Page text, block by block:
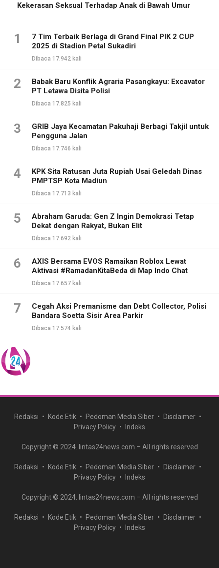
Kekerasan Seksual Terhadap Anak di Bawah Umur
1
7 Tim Terbaik Berlaga di Grand Final PIK 2 CUP
2025 di Stadion Petal Sukadiri
Dibaca 17.942 kali
2
Babak Baru Konflik Agraria Pasangkayu: Excavator
PT Letawa Disita Polisi
Dibaca 17.825 kali
3
GRIB Jaya Kecamatan Pakuhaji Berbagi Takjil untuk
Pengguna Jalan
Dibaca 17.746 kali
4
KPK Sita Ratusan Juta Rupiah Usai Geledah Dinas
PMPTSP Kota Madiun
Dibaca 17.713 kali
5
Abraham Garuda: Gen Z Ingin Demokrasi Tetap
Dekat dengan Rakyat, Bukan Elit
Dibaca 17.692 kali
6
AXIS Bersama EVOS Ramaikan Roblox Lewat
Aktivasi #RamadanKitaBeda di Map Indo Chat
Dibaca 17.657 kali
7
Cegah Aksi Premanisme dan Debt Collector, Polisi
Bandara Soetta Sisir Area Parkir
Dibaca 17.574 kali
Redaksi Kode Etik Pedoman Media Siber
Disclaimer
Privacy Policy
Indeks
Copyright © 2024. lintas24news.com – All rights reserved
Redaksi Kode Etik Pedoman Media Siber
Disclaimer
Privacy Policy
Indeks
Copyright © 2024. lintas24news.com – All rights reserved
Redaksi Kode Etik Pedoman Media Siber
Disclaimer
Privacy Policy
Indeks